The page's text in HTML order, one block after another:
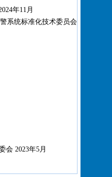
年11月
系统标准化技术委员会
2023年5月